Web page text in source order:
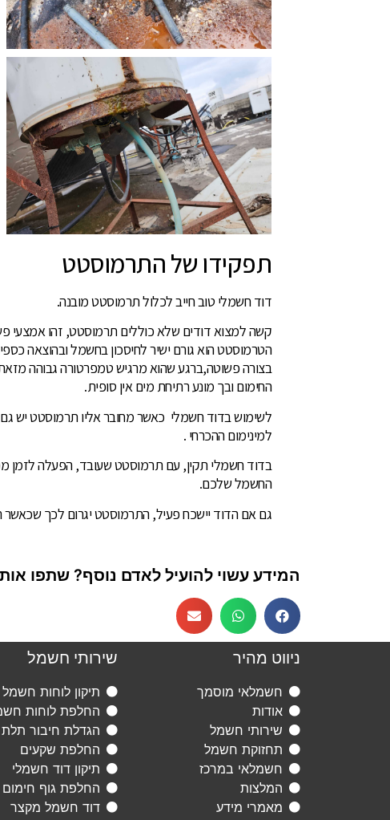
תפקידו של התרמוסטט
דוד חשמלי טוב חייב לכלול תרמוסטט מובנה.
קשה למצוא דודים שלא כוללים תרמוסטט, זהו אמצעי
הטרמוסטט הוא גורם ישיר לחיסכון בחשמל ובהוצאה
בצורה פשוטה,ברגע שהוא מרגיש טמפרטורה גבוהה
החימום ובך מונע רתיחת מים אין סופית.
לשימוש בדוד חשמלי כאשר מחובר אליו תרמוסטט יש
למינימום ההכרחי .
בדוד חשמלי תקין, עם תרמוסטט שעובד, הפעלה
החשמל שלכם.
גם אם הדוד יישכח פעיל, התרמוסטט יגרום לכך
המידע עשוי להועיל לאדם נוסף? שתפו
ניווט מהיר
חשמלאי מוסמך
אודות
שירותי חשמל
תחזוקת חשמל
חשמלאי במרכז
המלצות
מאמרי מידע
שירותי חשמל
תיקון לוחות חשמל
החלפת לוחות
הגדלת חיבור תלת
החלפת שקעים
תיקון דוד חשמלי
החלפת גוף חימום
דוד חשמל מקצר